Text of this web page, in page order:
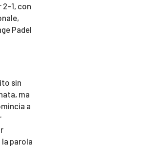
2-1, con
Padel
sin
ma
a
parola